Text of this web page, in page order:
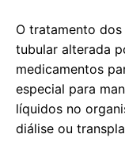
O tratamento
tubular alterada
medicamentos
especial para
líquidos no
diálise ou